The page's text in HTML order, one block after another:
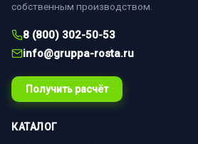
собственным производством.
8 (800) 302-50-53
info@gruppa-rosta.ru
Получить расчёт
КАТАЛОГ